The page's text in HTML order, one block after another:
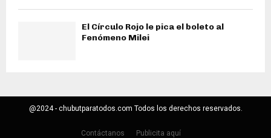
El Círculo Rojo le pica el boleto al
Fenómeno Milei
@2024 - chubutparatodos.com Todos los derechos reservados.
Contáctanos Publicita aquí